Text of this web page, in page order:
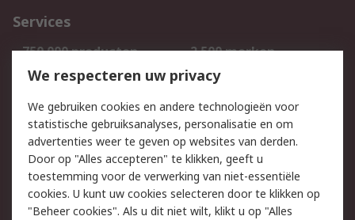
Services
750.000 producten
2.500 merken
Bestellen
Inkoopoplossingen
Track & Trace
Wettelijk
Cookiebeleid
Email veiligheid
Privacybeleid
Websitevoorwaarden
We respecteren uw privacy
We gebruiken cookies en andere technologieën voor
statistische gebruiksanalyses, personalisatie en om
advertenties weer te geven op websites van derden.
Door op "Alles accepteren" te klikken, geeft u
toestemming voor de verwerking van niet-essentiële
cookies. U kunt uw cookies selecteren door te klikken op
"Beheer cookies". Als u dit niet wilt, klikt u op "Alles